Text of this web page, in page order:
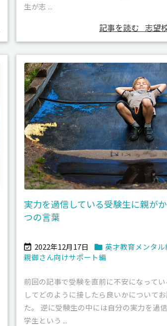
生が志 ...
記事を読む 志望
実力を過信している受験生に親が
つの言葉
 2022年12月17日  英才教育メンタル
親御さん向けサポート編
前回の記事で受験を直前に不安になって
してどのように接したら良いかについて
た。 逆に受験生の中には自分の実力を過
学生という ...